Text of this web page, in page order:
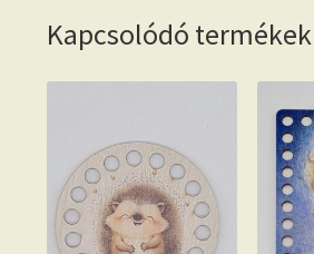
Kapcsolódó termékek